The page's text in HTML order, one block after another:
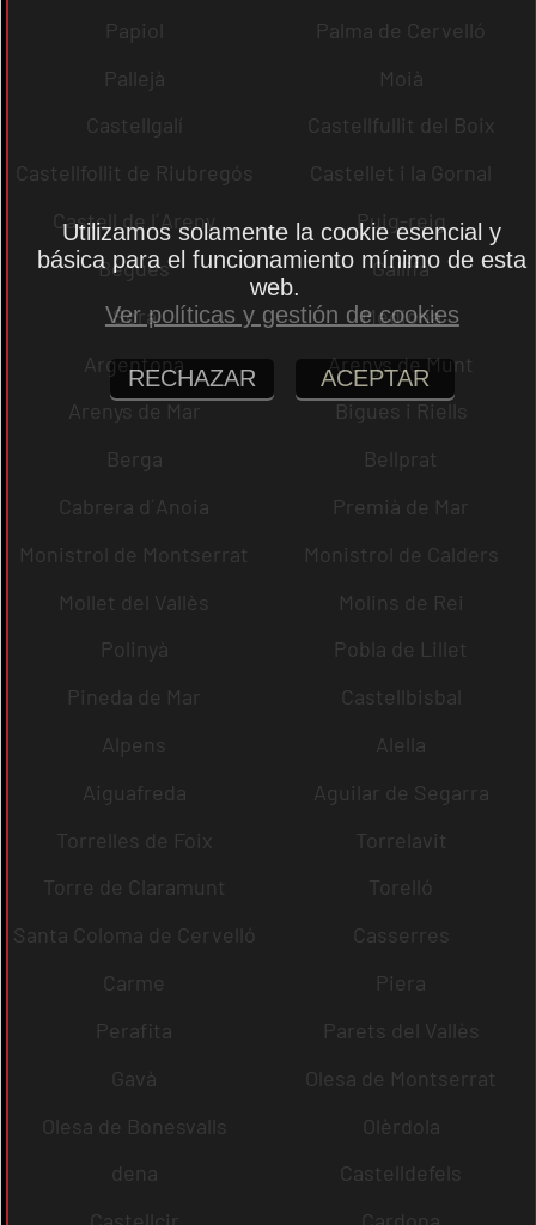
Papiol
Palma de Cervelló
Pallejà
Moià
Castellgalí
Castellfullit del Boix
Castellfollit de Riubregós
Castellet i la Gornal
Castell de l´Areny
Puig-reig
Begues
Gallifa
Sora
Mediona
Argentona
Arenys de Munt
Arenys de Mar
Bigues i Riells
Berga
Bellprat
Cabrera d´Anoia
Premià de Mar
Monistrol de Montserrat
Monistrol de Calders
Mollet del Vallès
Molins de Rei
Polinyà
Pobla de Lillet
Pineda de Mar
Castellbisbal
Alpens
Alella
Aiguafreda
Aguilar de Segarra
Torrelles de Foix
Torrelavit
Torre de Claramunt
Torelló
Santa Coloma de Cervelló
Casserres
Carme
Piera
Perafita
Parets del Vallès
Gavà
Olesa de Montserrat
Olesa de Bonesvalls
Olèrdola
dena
Castelldefels
Utilizamos solamente la cookie esencial y
básica para el funcionamiento mínimo de esta
web.
Ver políticas y gestión de cookies
RECHAZAR ACEPTAR